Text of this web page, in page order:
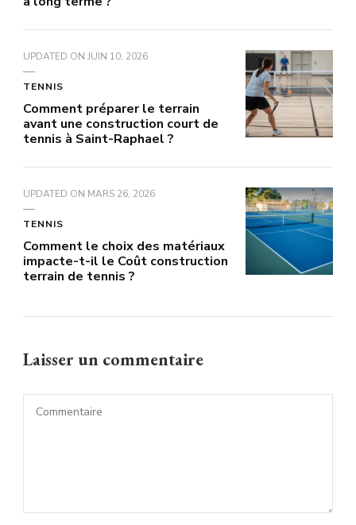
UPDATED ON JUIN 10, 2026
TENNIS
Comment préparer le terrain
avant une construction court de
tennis à Saint-Raphael ?
UPDATED ON MARS 26, 2026
TENNIS
Comment le choix des matériaux
impacte-t-il le Coût construction
terrain de tennis ?
Laisser un commentaire